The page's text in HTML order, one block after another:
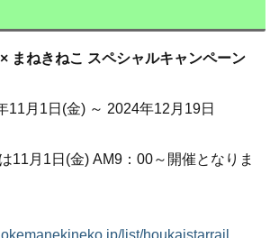
まねきねこ スペシャルキャンペーン
11月1日(金) ～ 2024年12月19日
11月1日(金) AM9：00～開催となりま